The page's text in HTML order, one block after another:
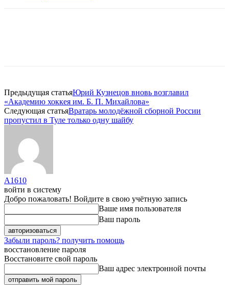
Предыдущая статьяЮрий Кузнецов вновь возглавил
«Академию хоккея им. Б. П. Михайлова»
Следующая статьяВратарь молодёжной сборной России
пропустил в Туле только одну шайбу
A1610
войти в систему
Добро пожаловать! Войдите в свою учётную запись
Ваше имя пользователя
Ваш пароль
Забыли пароль? получить помощь
восстановление пароля
Восстановите свой пароль
Ваш адрес электронной почты